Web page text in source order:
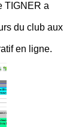
TIGNER a
du club aux
en ligne.